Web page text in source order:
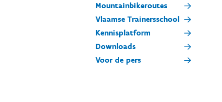
Mountainbikeroutes
Vlaamse Trainersschool
Kennisplatform
Downloads
Voor de pers